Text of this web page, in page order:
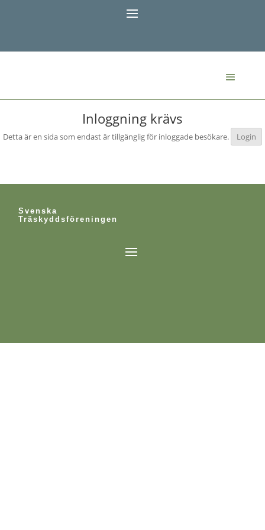
Inloggning krävs
Detta är en sida som endast är tillgänglig för inloggade besökare. Login
Svenska
Träskyddsföreningen